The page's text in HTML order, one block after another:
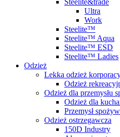
Ultra
Work
Steelite™
Steelite™ Aqua
Steelite™ ESD
Steelite™ Ladies
Odzież
Lekka odzież
Odzież
Odzież dla przemysłu
Odzież dla
Przemysł
Odzież ostrzegawcza
150D Industry